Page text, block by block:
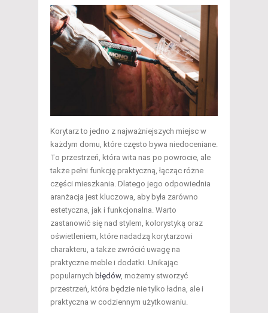
Korytarz to jedno z najważniejszych miejsc w
każdym domu, które często bywa niedoceniane.
To przestrzeń, która wita nas po powrocie, ale
także pełni funkcję praktyczną, łącząc różne
części mieszkania. Dlatego jego odpowiednia
aranżacja jest kluczowa, aby była zarówno
estetyczna, jak i funkcjonalna. Warto
zastanowić się nad stylem, kolorystyką oraz
oświetleniem, które nadadzą korytarzowi
charakteru, a także zwrócić uwagę na
praktyczne meble i dodatki. Unikając
popularnych błędów, możemy stworzyć
przestrzeń, która będzie nie tylko ładna, ale i
praktyczna w codziennym użytkowaniu.